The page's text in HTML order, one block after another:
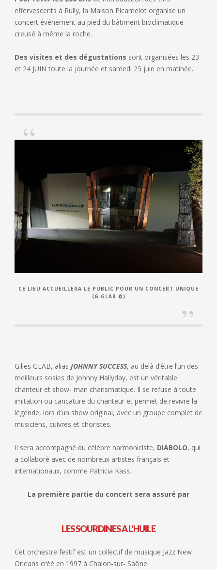
effervescents à Rully, la Maison Picamelot organise un
concert événement au pied du bâtiment bioclimatique
creusé à même la roche.
Des visites et des dégustations sont organisées les 23
et 24 JUIN toute la journée et samedi 25 juin en matinée.
CE LIEU ACCUEILLERA LE PUBLIC POUR UN CONCERT UNIQUE
(G.GLAB ©)
Gilles GLAB, alias JOHNNY SUCCESS, au delà d’être l’un des
meilleurs sosies de Johnny Hallyday, est un véritable
chanteur et show- man charismatique. Il se refuse à toute
imitation ou caricature du chanteur et permet de revivre la
légende, lors d’un show original, avec un groupe complet de
musiciens, cuivres et choristes.
Il sera accompagné du célèbre harmoniciste, DIABOLO, qui
a collaboré avec de nombreux artistes français et
internationaux, comme Patricia Kass.
La première partie du concert sera assuré par
LES SOURDINES A L’HUILE
Cet orchestre festif est un collectif de musique Jazz New
Orleans créé en 1997 à Chalon-sur- Saône.